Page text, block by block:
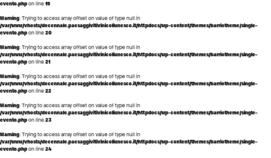
evento.php on line 19
Warning: Trying to access array offset on value of type null in
/var/www/vhosts/decennale.paesaggivitivinicoliunesco.it/httpdocs/wp-content/themes/barriotheme/single-
evento.php on line 20
Warning: Trying to access array offset on value of type null in
/var/www/vhosts/decennale.paesaggivitivinicoliunesco.it/httpdocs/wp-content/themes/barriotheme/single-
evento.php on line 21
Warning: Trying to access array offset on value of type null in
/var/www/vhosts/decennale.paesaggivitivinicoliunesco.it/httpdocs/wp-content/themes/barriotheme/single-
evento.php on line 22
Warning: Trying to access array offset on value of type null in
/var/www/vhosts/decennale.paesaggivitivinicoliunesco.it/httpdocs/wp-content/themes/barriotheme/single-
evento.php on line 23
Warning: Trying to access array offset on value of type null in
/var/www/vhosts/decennale.paesaggivitivinicoliunesco.it/httpdocs/wp-content/themes/barriotheme/single-
evento.php on line 24